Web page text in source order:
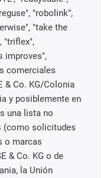
"robolink",
"take the
"triflex",
improves",
comerciales
& Co. KG/Colonia
y posiblemente en
una lista no
(como solicitudes
o marcas
& Co. KG o de
la Unión